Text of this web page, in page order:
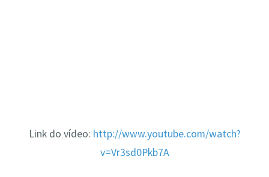
Link do vídeo: http://www.youtube.com/watch?
v=Vr3sd0Pkb7A